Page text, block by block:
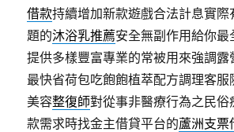
借款持續增加新款遊戲合法計息實際
題的沐浴乳推薦安全無副作用給你最
提供多樣豐富專業的常被用來強調露
最快省荷包吃飽飽植萃配方調理客
美容整復師對從事非醫療行為之民俗
款需求時找金主借貸平台的蘆洲支票